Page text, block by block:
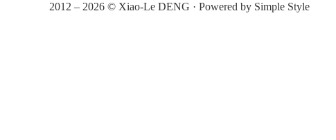
2012 – 2026 © Xiao-Le DENG · Powered by Simple Style